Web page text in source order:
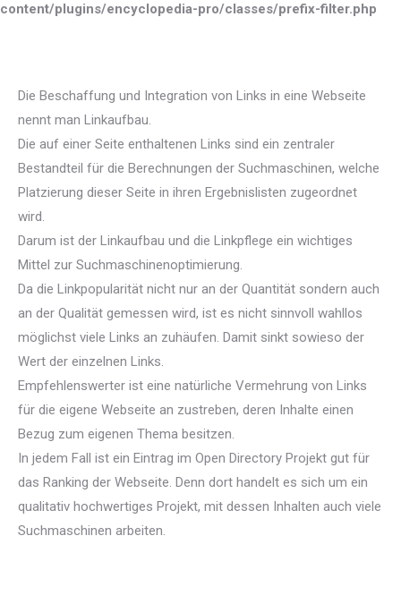
content/plugins/encyclopedia-pro/classes/prefix-filter.php
Die Beschaffung und Integration von Links in eine Webseite
nennt man Linkaufbau.
Die auf einer Seite enthaltenen Links sind ein zentraler
Bestandteil für die Berechnungen der Suchmaschinen, welche
Platzierung dieser Seite in ihren Ergebnislisten zugeordnet
wird.
Darum ist der Linkaufbau und die Linkpflege ein wichtiges
Mittel zur Suchmaschinenoptimierung.
Da die Linkpopularität nicht nur an der Quantität sondern auch
an der Qualität gemessen wird, ist es nicht sinnvoll wahllos
möglichst viele Links an zuhäufen. Damit sinkt sowieso der
Wert der einzelnen Links.
Empfehlenswerter ist eine natürliche Vermehrung von Links
für die eigene Webseite an zustreben, deren Inhalte einen
Bezug zum eigenen Thema besitzen.
In jedem Fall ist ein Eintrag im Open Directory Projekt gut für
das Ranking der Webseite. Denn dort handelt es sich um ein
qualitativ hochwertiges Projekt, mit dessen Inhalten auch viele
Suchmaschinen arbeiten.